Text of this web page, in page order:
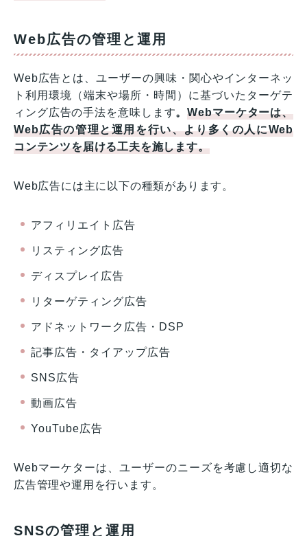
Web広告の管理と運用
Web広告とは、ユーザーの興味・関心やインターネッ
ト利用環境（端末や場所・時間）に基づいたターゲテ
ィング広告の手法を意味します。Webマーケターは、
Web広告の管理と運用を行い、より多くの人にWeb
コンテンツを届ける工夫を施します。
Web広告には主に以下の種類があります。
アフィリエイト広告
リスティング広告
ディスプレイ広告
リターゲティング広告
アドネットワーク広告・DSP
記事広告・タイアップ広告
SNS広告
動画広告
YouTube広告
Webマーケターは、ユーザーのニーズを考慮し適切な
広告管理や運用を行います。
SNSの管理と運用